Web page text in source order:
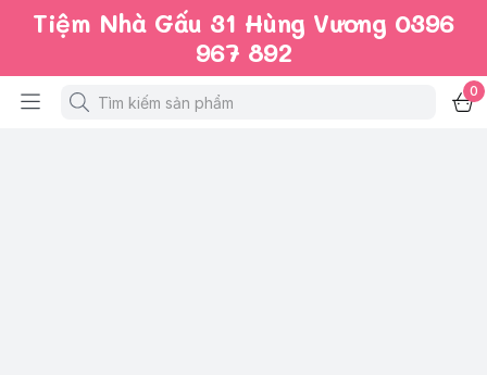
Tiệm Nhà Gấu 31 Hùng Vương 0396
967 892
0